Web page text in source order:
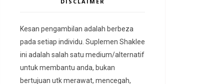
Kesan pengambilan adalah berbeza
pada setiap individu. Suplemen Shaklee
ini adalah salah satu medium/alternatif
untuk membantu anda, bukan
bertujuan utk merawat, mencegah,